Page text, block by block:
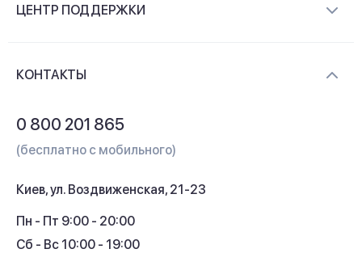
Контакты
ЦЕНТР ПОДДЕРЖКИ
Кэшбек
КОНТАКТЫ
0 800 201 865
(бесплатно с мобильного)
Киев, ул. Воздвиженская, 21-23
Пн - Пт 9:00 - 20:00
Сб - Вс 10:00 - 19:00